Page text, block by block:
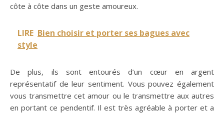
côte à côte dans un geste amoureux.
LIRE Bien choisir et porter ses bagues avec
style
De plus, ils sont entourés d’un cœur en argent
représentatif de leur sentiment. Vous pouvez également
vous transmettre cet amour ou le transmettre aux autres
en portant ce pendentif. Il est très agréable à porter et a